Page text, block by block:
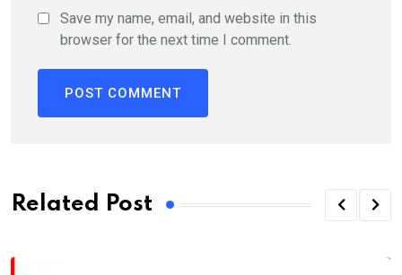
Save my name, email, and website in this
browser for the next time I comment.
Related Post